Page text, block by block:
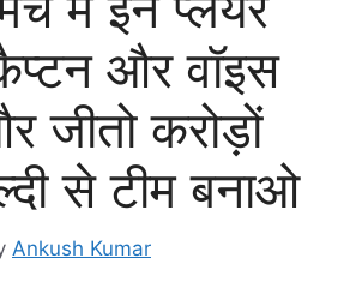
और वॉइस
जीतो करोड़ों
से टीम बनाओ
Ankush Kumar